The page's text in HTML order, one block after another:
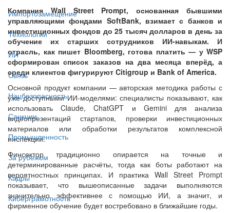
Импортозамещение
Технологии
ИИ
Связь
Нацбезопасность
Санкции
Промышленность
За рубежом
Кадры
Киберграмотность
Компания Wall Street Prompt, основанная бывшими
управляющими фондами SoftBank, взимает с банков и
инвестиционных фондов до 25 тысяч долларов в день за
обучение их старших сотрудников ИИ-навыкам. И
отрасль, как пишет Bloomberg, готова платить — у WSP
сформирован список заказов на два месяца вперёд, а
среди клиентов фигурируют Citigroup и Bank of America.
Основной продукт компании — авторская методика работы с
уже доступными ИИ-моделями: специалисты показывают, как
использовать Claude, ChatGPT и Gemini для анализа
видеопрезентаций стартапов, проверки инвестиционных
материалов или обработки результатов комплексной
инспекции.
Финсектор традиционно опирается на точные и
детерминированные расчёты, тогда как боты работают на
вероятностных принципах. И практика Wall Street Prompt
показывает, что вышеописанные задачи выполняются
значительно эффективнее с помощью ИИ, а значит, и
фирменное обучение будет востребовано в ближайшие годы.